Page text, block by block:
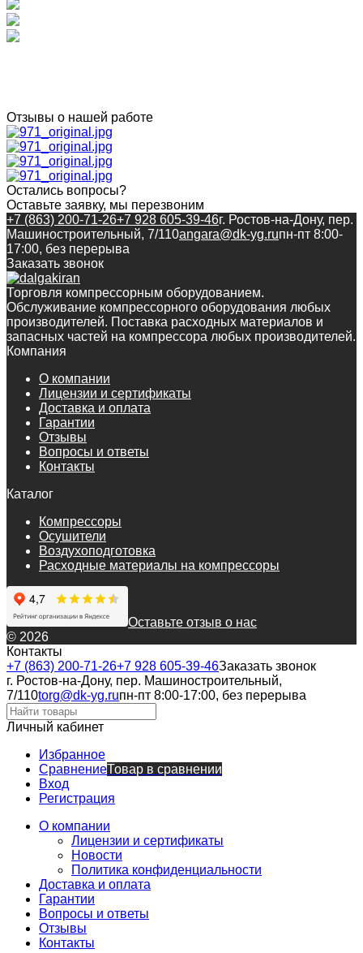
Отзывы о нашей работе
Остались вопросы?
Оставьте заявку, мы перезвоним
+7 (863) 200-71-26+7 928 605-39-46г. Ростов-на-Дону, пер.
Машиностроительный, 7/110angara@dk-yg.ruпн-пт 8:00-
17:00, без перерыва
Заказать звонок
Торговля компрессорным оборудованием.
Обслуживание компрессорного оборудования любых
производителей. Поставка расходных материалов и
запасных частей на компрессора любых производителей.
Компания
О компании
Лицензии и сертификаты
Доставка и оплата
Гарантии
Отзывы
Вопросы и ответы
Контакты
Каталог
Компрессоры
Осушители
Воздухоподготовка
Расходные материалы на компрессоры
Оставьте отзыв о нас
© 2026
Контакты
+7 (863) 200-71-26+7 928 605-39-46Заказать звонок
г. Ростов-на-Дону, пер. Машиностроительный,
7/110torg@dk-yg.ruпн-пт 8:00-17:00, без перерыва
Личный кабинет
Избранное
СравнениеТовар в сравнении
Вход
Регистрация
О компании
Лицензии и сертификаты
Новости
Политика конфиденциальности
Доставка и оплата
Гарантии
Вопросы и ответы
Отзывы
Контакты